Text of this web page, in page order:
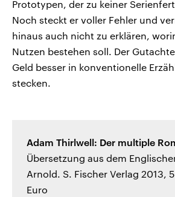
Prototypen, der zu keiner
Noch steckt er voller Fehler und
hinaus auch nicht zu erklären,
Nutzen bestehen soll. Der
Geld besser in konventionelle
stecken.
Adam Thirlwell: Der multiple
Übersetzung aus dem
Arnold. S. Fischer Verlag 2013,
Euro